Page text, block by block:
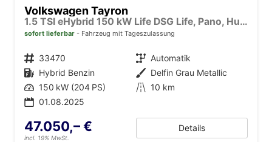
Volkswagen Tayron
1.5 TSI eHybrid 150 kW Life DSG Life, Pano, HuD, AHK, LED-Plus, Navi, 18-Zoll, 5-J Garantie
sofort lieferbar Fahrzeug mit Tageszulassung
Fahrzeugnr. 33470 Getriebe Automatik
Kraftstoff Hybrid Benzin Außenfarbe Delfin Grau Metallic
Leistung 150 kW (204 PS) Kilometerstand 10 km
01.08.2025
47.050,– €
incl. 19% MwSt.
Details